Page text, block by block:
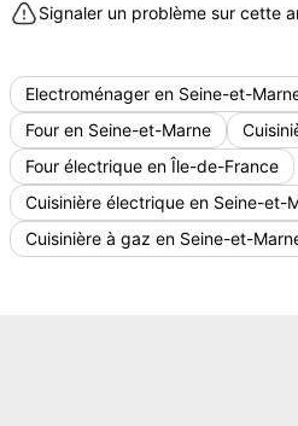
Signaler un problème sur cette
Electroménager en Seine-et-
Four en Seine-et-Marne
Four électrique en Île-de-France
Cuisinière électrique en Seine-et-
Cuisinière à gaz en Seine-et-